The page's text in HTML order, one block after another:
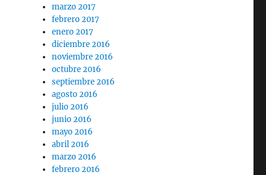
marzo 2017
febrero 2017
enero 2017
diciembre 2016
noviembre 2016
octubre 2016
septiembre 2016
agosto 2016
julio 2016
junio 2016
mayo 2016
abril 2016
marzo 2016
febrero 2016